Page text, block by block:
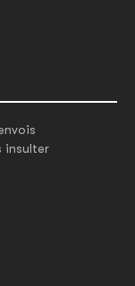
insulter